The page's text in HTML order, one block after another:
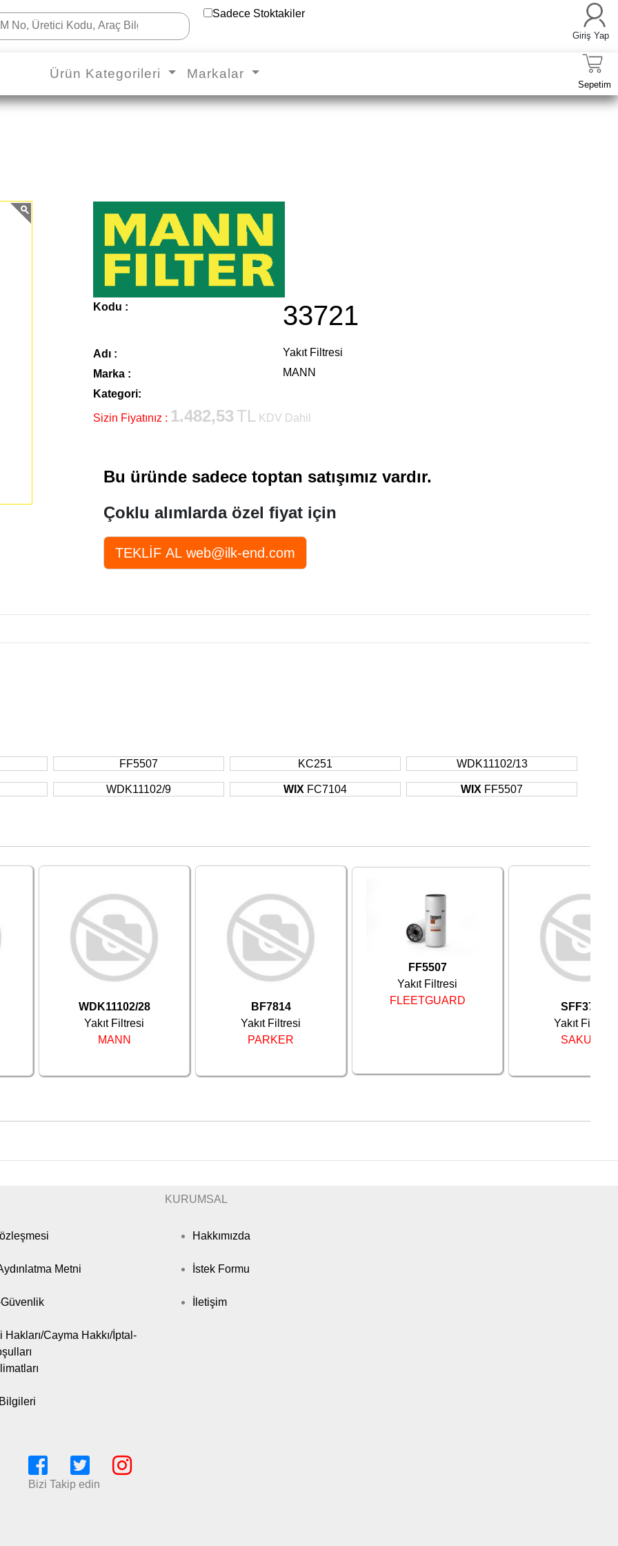
Sadece Stoktakiler
Giriş Yap
Ürün Kategorileri Markalar
Sepetim
Kodu : 33721
Adı :
Yakıt Filtresi
Marka :
MANN
Kategori:
Sizin Fiyatınız : 1.482,53 TL KDV Dahil
Bu üründe sadece toptan satışımız vardır.
Çoklu alımlarda özel fiyat için
FF5507 KC251 WDK11102/13
WDK11102/9 WIX FC7104 WIX FF5507
WDK11102/28
Yakıt Filtresi
MANN
BF7814
Yakıt Filtresi
PARKER
FF5507
Yakıt Filtresi
FLEETGUARD
SFF3751
Yakıt Filtresi
SAKURA
Metni
Hakları/Cayma Hakkı/İptal-
KURUMSAL
Hakkımızda
İstek Formu
İletişim
Bizi Takip edin